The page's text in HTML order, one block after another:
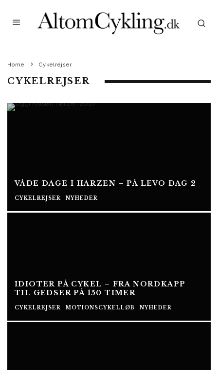
Home Cykelrejser
CYKELREJSER
VÅDE DAGE I HARZEN – PÅ LEVO DAG 2
CYKELREJSER NYHEDER
IDIOTER PÅ CYKEL – FRA NORDKAPP
TIL GEDSER PÅ 150 TIMER
CYKELREJSER MOTIONSCYKELLØB NYHEDER